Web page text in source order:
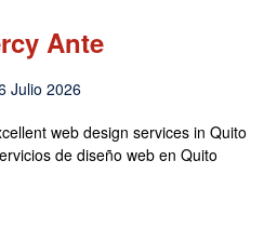
Ante
Julio 2026
web design services in Quito
de diseño web en Quito